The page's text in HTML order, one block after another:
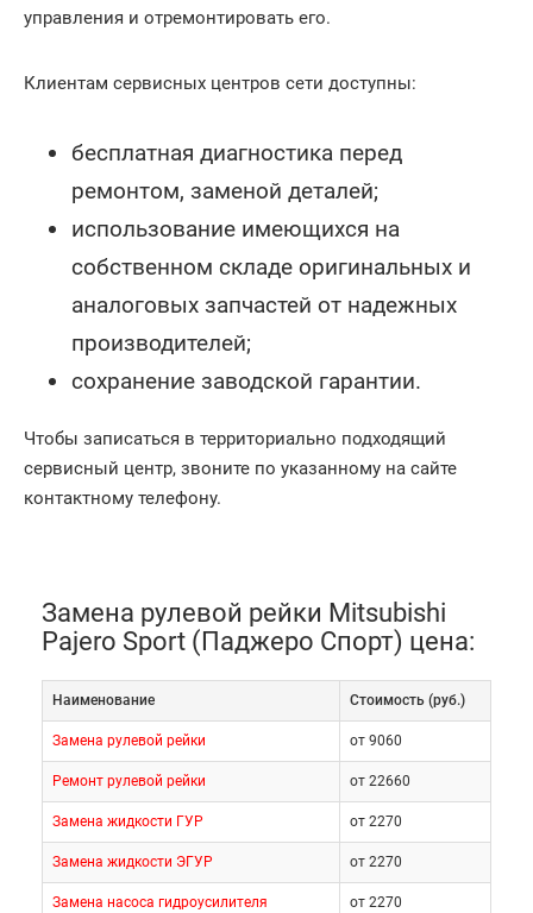
управления и отремонтировать его.
Клиентам сервисных центров сети доступны:
бесплатная диагностика перед
ремонтом, заменой деталей;
использование имеющихся на
собственном складе оригинальных и
аналоговых запчастей от надежных
производителей;
сохранение заводской гарантии.
Чтобы записаться в территориально подходящий
сервисный центр, звоните по указанному на сайте
контактному телефону.
Замена рулевой рейки Mitsubishi
Pajero Sport (Паджеро Спорт) цена:
Наименование Cтоимость (руб.)
Замена рулевой рейки от 9060
Ремонт рулевой рейки от 22660
Замена жидкости ГУР от 2270
Замена жидкости ЭГУР от 2270
Замена насоса гидроусилителя от 2270